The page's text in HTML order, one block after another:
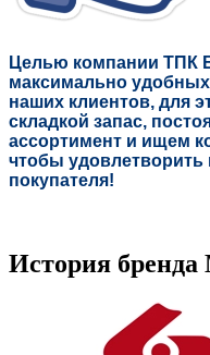
Целью компании ТПК
максимально
наших клиентов, для
складкой запас,
ассортимент и ищем
чтобы удовлетворить
покупателя!
История бренда